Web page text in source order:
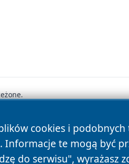
cookies i
Informacje te mogą być
do serwisu", wyrażasz